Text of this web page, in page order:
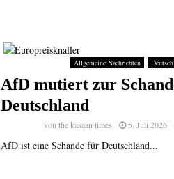
Allgemeine Nachrichten
AfD mutiert zur
Deutschland
vonthe kasaan times 5. Juli 2026
AfD ist eine Schande für Deutschland...